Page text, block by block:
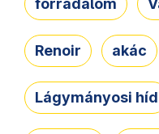
forradalom
Renoir akác
Lágymányosi híd